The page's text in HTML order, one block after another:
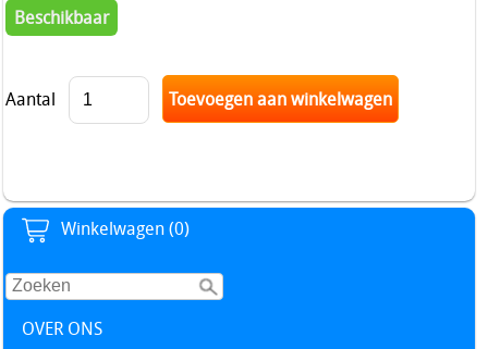
Winkelwagen (0)
OVER ONS
Beschikbaar
Aantal